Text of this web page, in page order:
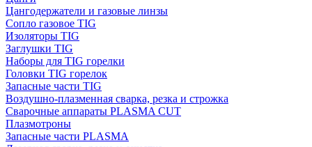
Цангодержатели и газовые линзы
Сопло газовое TIG
Изоляторы TIG
Заглушки TIG
Наборы для TIG горелки
Головки TIG горелок
Запасные части TIG
Воздушно-плазменная сварка, резка и строжка
Сварочные аппараты PLASMA CUT
Плазмотроны
Запасные части PLASMA